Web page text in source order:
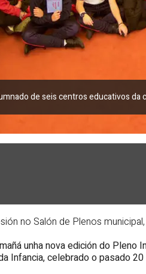
de seis centros educativos da
no Salón de Plenos
unha nova edición do Pleno
Infancia, celebrado o pasado